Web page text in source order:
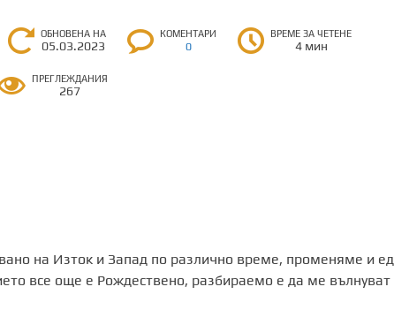
ОБНОВЕНА НА
05.03.2023
КОМЕНТАРИ
0
ВРЕМЕ ЗА ЧЕТЕНЕ
4 мин
ПРЕГЛЕЖДАНИЯ
267
на Изток и Запад по различно време, променяме и
все още е Рождествено, разбираемо е да ме вълнуват